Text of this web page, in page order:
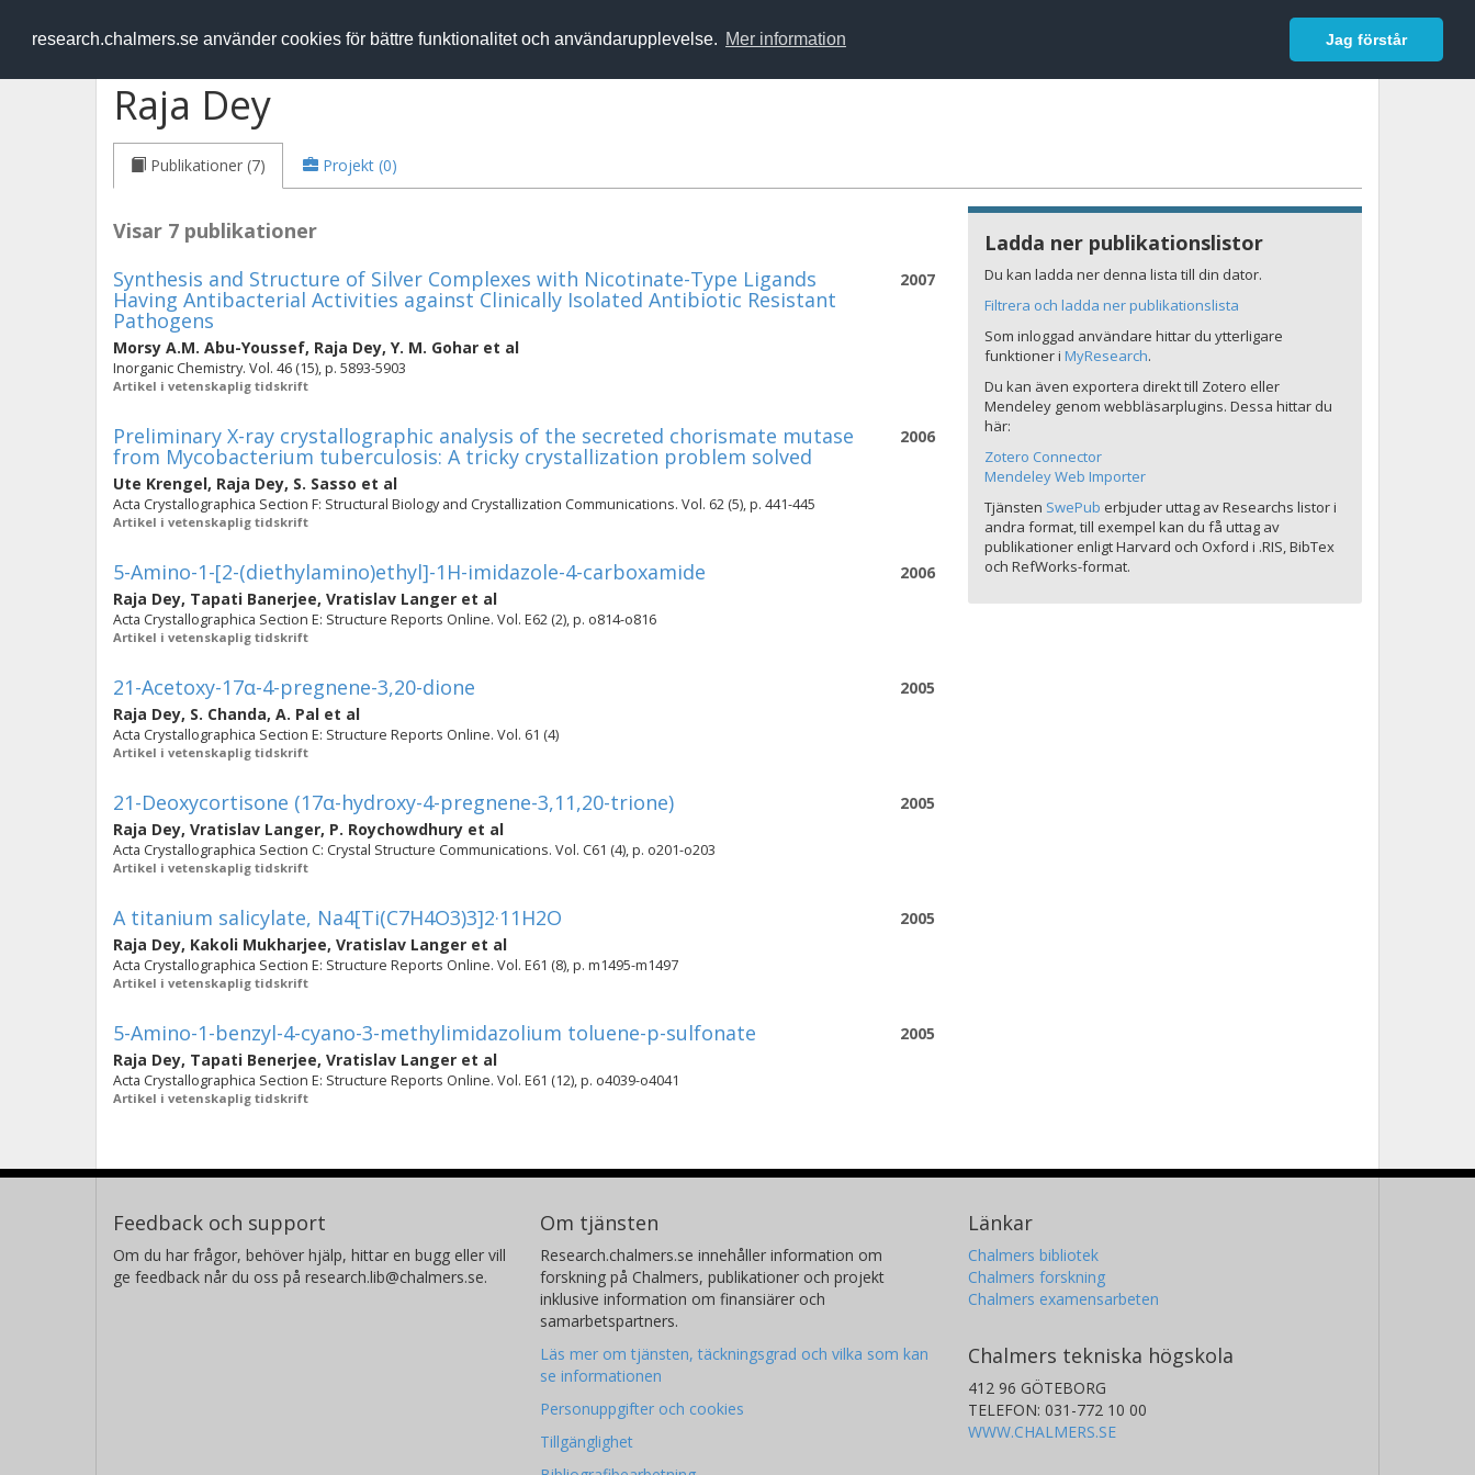
research.chalmers.se använder cookies för bättre funktionalitet och användarupplevelse. Mer information Jag förstår
RESEARCH.chalmers.se Logga in
Raja Dey
Publikationer (7) Projekt (0)
Visar 7 publikationer
2007
Synthesis and Structure of Silver Complexes with Nicotinate-Type Ligands
Having Antibacterial Activities against Clinically Isolated Antibiotic Resistant
Pathogens
Morsy A.M. Abu-Youssef, Raja Dey, Y. M. Gohar et al
Inorganic Chemistry. Vol. 46 (15), p. 5893-5903
Artikel i vetenskaplig tidskrift
2006
Preliminary X-ray crystallographic analysis of the secreted chorismate mutase
from Mycobacterium tuberculosis: A tricky crystallization problem solved
Ute Krengel, Raja Dey, S. Sasso et al
Acta Crystallographica Section F: Structural Biology and Crystallization Communications. Vol. 62 (5), p. 441-445
Artikel i vetenskaplig tidskrift
2006
5-Amino-1-[2-(diethylamino)ethyl]-1H-imidazole-4-carboxamide
Raja Dey, Tapati Banerjee, Vratislav Langer et al
Acta Crystallographica Section E: Structure Reports Online. Vol. E62 (2), p. o814-o816
Artikel i vetenskaplig tidskrift
2005
21-Acetoxy-17α-4-pregnene-3,20-dione
Raja Dey, S. Chanda, A. Pal et al
Acta Crystallographica Section E: Structure Reports Online. Vol. 61 (4)
Artikel i vetenskaplig tidskrift
2005
21-Deoxycortisone (17α-hydroxy-4-pregnene-3,11,20-trione)
Raja Dey, Vratislav Langer, P. Roychowdhury et al
Acta Crystallographica Section C: Crystal Structure Communications. Vol. C61 (4), p. o201-o203
Artikel i vetenskaplig tidskrift
2005
A titanium salicylate, Na4[Ti(C7H4O3)3]2·11H2O
Raja Dey, Kakoli Mukharjee, Vratislav Langer et al
Acta Crystallographica Section E: Structure Reports Online. Vol. E61 (8), p. m1495-m1497
Artikel i vetenskaplig tidskrift
2005
5-Amino-1-benzyl-4-cyano-3-methylimidazolium toluene-p-sulfonate
Raja Dey, Tapati Benerjee, Vratislav Langer et al
Acta Crystallographica Section E: Structure Reports Online. Vol. E61 (12), p. o4039-o4041
Artikel i vetenskaplig tidskrift
Ladda ner publikationslistor
Du kan ladda ner denna lista till din dator.
Filtrera och ladda ner publikationslista
Som inloggad användare hittar du ytterligare
funktioner i MyResearch.
Du kan även exportera direkt till Zotero eller
Mendeley genom webbläsarplugins. Dessa hittar du
här:
Zotero Connector
Mendeley Web Importer
Tjänsten SwePub erbjuder uttag av Researchs listor i
andra format, till exempel kan du få uttag av
publikationer enligt Harvard och Oxford i .RIS, BibTex
och RefWorks-format.
Feedback och support
Om du har frågor, behöver hjälp, hittar en bugg eller vill
ge feedback når du oss på research.lib@chalmers.se.
Om tjänsten
Research.chalmers.se innehåller information om
forskning på Chalmers, publikationer och projekt
inklusive information om finansiärer och
samarbetspartners.
Läs mer om tjänsten, täckningsgrad och vilka som kan
se informationen
Personuppgifter och cookies
Tillgänglighet
Länkar
Chalmers bibliotek
Chalmers forskning
Chalmers examensarbeten
Chalmers tekniska högskola
412 96 GÖTEBORG
TELEFON: 031-772 10 00
WWW.CHALMERS.SE